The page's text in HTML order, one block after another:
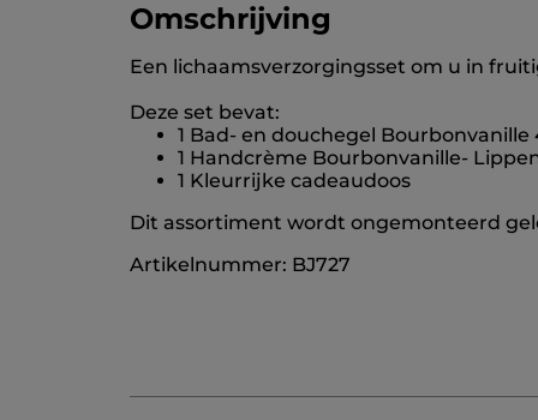
Omschrijving
Een lichaamsverzorgingsset om u in
Deze set bevat:
1 Bad- en douchegel Bourbonvanille
1 Handcrème Bourbonvanille-
1 Kleurrijke cadeaudoos
Dit assortiment wordt ongemonteerd
Artikelnummer: BJ727